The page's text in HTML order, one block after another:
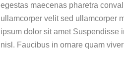
egestas maecenas pharetra
ullamcorper velit sed ullamcorper
ipsum dolor sit amet Suspendisse
nisl. Faucibus in ornare quam